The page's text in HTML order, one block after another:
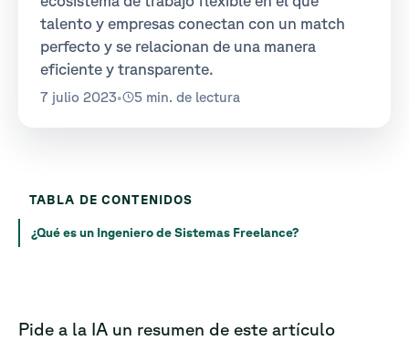
talento y empresas conectan con un match
perfecto y se relacionan de una manera
eficiente y transparente.
7 julio 2023• 5 min. de lectura
TABLA DE CONTENIDOS
¿Qué es un Ingeniero de Sistemas Freelance?
Pide a la IA un resumen de este artículo